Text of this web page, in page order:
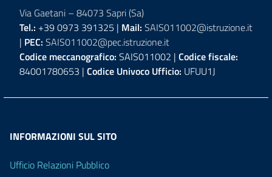
Via Gaetani – 84073 Sapri (Sa)
Tel.: +39 0973 391325 | Mail: SAIS011002@istruzione.it
| PEC: SAIS011002@pec.istruzione.it
Codice meccanografico: SAIS011002 | Codice fiscale:
84001780653 | Codice Univoco Ufficio: UFUU1J
INFORMAZIONI SUL SITO
Ufficio Relazioni Pubblico